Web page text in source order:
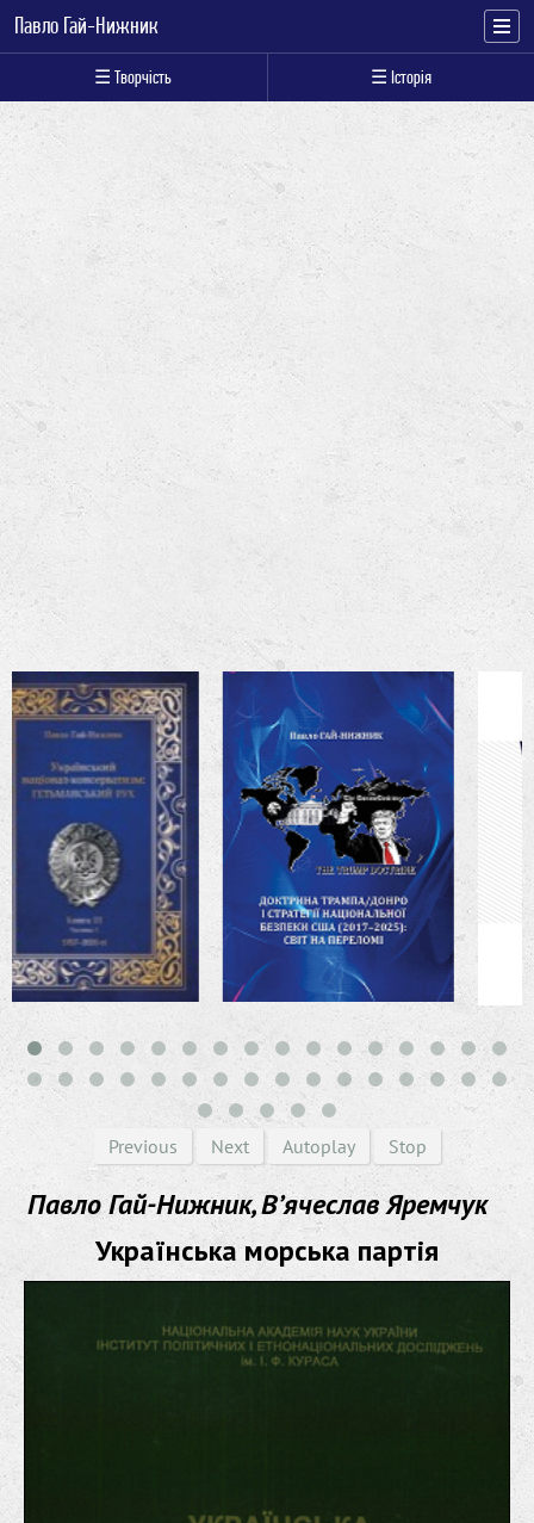
Павло Гай-Нижник
☰ Творчість ☰ Історія
Previous Next Autoplay Stop
Павло Гай-Нижник, В’ячеслав Яремчук
Українська морська партія